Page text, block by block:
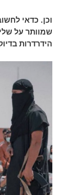
וכן. כדאי
שמוותר על
הידרדרות